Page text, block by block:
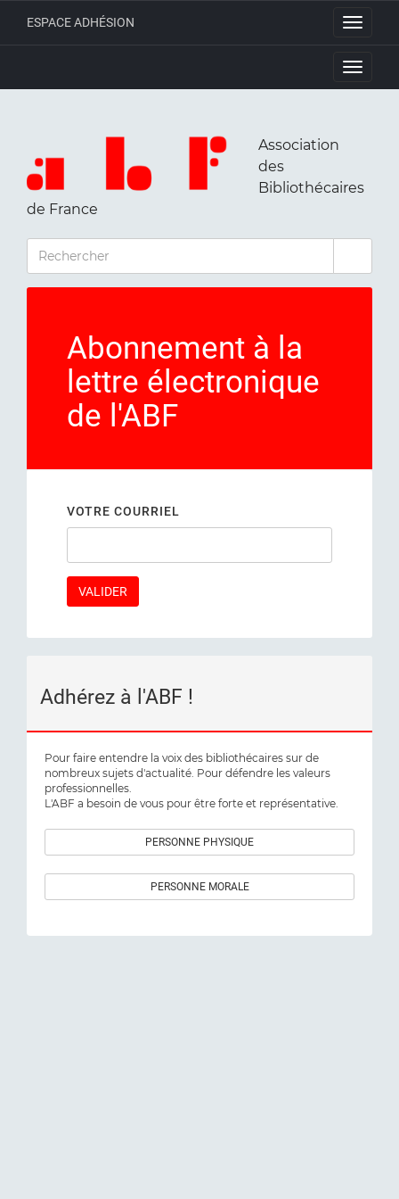
Toggle
ESPACE ADHÉSION
Toggle
Association
des
Bibliothécaires
de France
RECHERCHER
Abonnement à la
lettre électronique
de l'ABF
VOTRE COURRIEL
Adhérez à l'ABF !
Pour faire entendre la voix des bibliothécaires sur de
nombreux sujets d'actualité. Pour défendre les valeurs
professionnelles.
L'ABF a besoin de vous pour être forte et représentative.
PERSONNE PHYSIQUE
PERSONNE MORALE